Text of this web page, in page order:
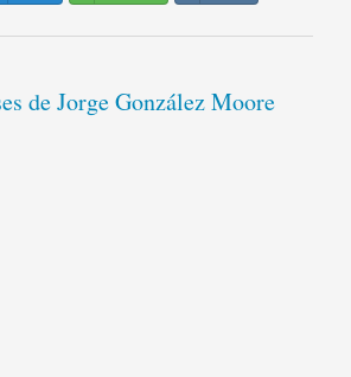
de Jorge González Moore